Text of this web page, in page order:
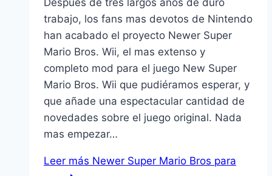
Después de tres largos años de duro
trabajo, los fans mas devotos de Nintendo
han acabado el proyecto Newer Super
Mario Bros. Wii, el mas extenso y
completo mod para el juego New Super
Mario Bros. Wii que pudiéramos esperar, y
que añade una espectacular cantidad de
novedades sobre el juego original. Nada
mas empezar…
Leer más Newer Super Mario Bros para